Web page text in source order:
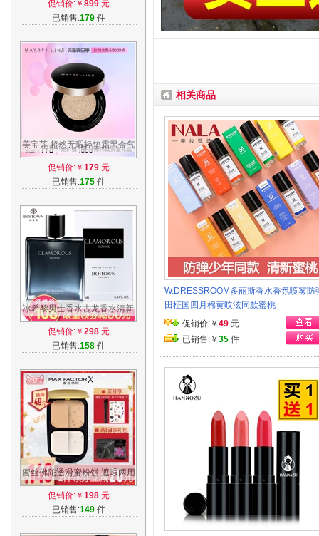
EDP圣诞礼物
促销价:￥ 899元
已销售:179件
美宝莲 超然无瑕轻垫霜黑金气
垫bb霜 巨遮瑕轻薄裸妆滋润
保湿隔离
促销价:￥ 179元
已销售:175件
冰希黎男士香水古龙香水清新
持久淡香100ml法国专柜正品
买1送4
促销价:￥ 298元
已销售:158件
蜜丝佛陀透滑蜜粉饼 遮瑕两用
控油防晒持久定妆 保湿修容彩
妆正品
促销价:￥ 198元
已销售:149件
相关商品
W.DRESSROOM多丽斯香水香氛喷雾防
田柾国四月棉黄旼泫同款蜜桃
促销价:￥ 49 元
已销售:￥ 35 件